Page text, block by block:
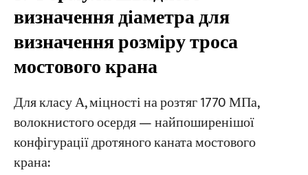
визначення діаметра для
визначення розміру троса
мостового крана
Для класу А, міцності на розтяг 1770 МПа,
волокнистого осердя — найпоширенішої
конфігурації дротяного каната мостового
крана: